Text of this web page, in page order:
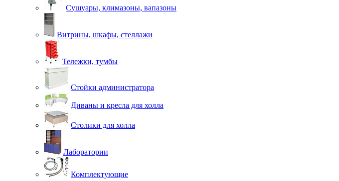
Сушуары, климазоны, вапазоны
Витрины, шкафы, стеллажи
Тележки, тумбы
Стойки администратора
Диваны и кресла для холла
Столики для холла
Лаборатории
Комплектующие